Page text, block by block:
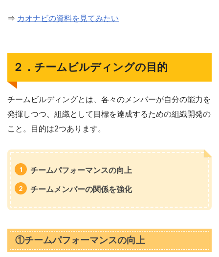
⇒ カオナビの資料を見てみたい
２．チームビルディングの目的
チームビルディングとは、各々のメンバーが自分の能力を
発揮しつつ、組織として目標を達成するための組織開発の
こと。目的は2つあります。
チームパフォーマンスの向上
チームメンバーの関係を強化
①チームパフォーマンスの向上